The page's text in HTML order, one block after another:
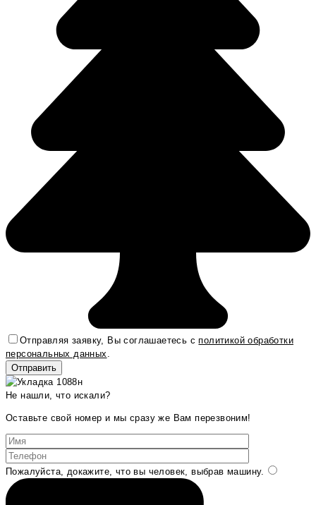
Отправляя заявку, Вы соглашаетесь сполитикой обработки
персональных данных.
Не нашли, что искали?
Оставьте свой номер и мы сразу же Вам перезвоним!
Пожалуйста, докажите, что вы человек, выбрав машину.